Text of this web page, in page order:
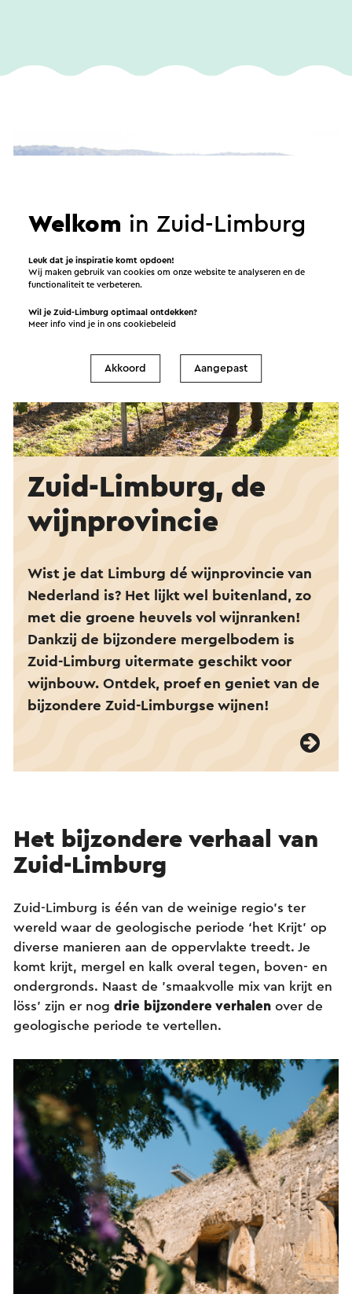
Zuid-Limburg, de
wijnprovincie
Wist je dat Limburg dé wijnprovincie van
Nederland is? Het lijkt wel buitenland, zo
met die groene heuvels vol wijnranken!
Dankzij de bijzondere mergelbodem is
Zuid-Limburg uitermate geschikt voor
wijnbouw. Ontdek, proef en geniet van de
bijzondere Zuid-Limburgse wijnen!
Het bijzondere verhaal van
Zuid-Limburg
Zuid-Limburg is één van de weinige regio’s ter
wereld waar de geologische periode ‘het Krijt’ op
diverse manieren aan de oppervlakte treedt. Je
komt krijt, mergel en kalk overal tegen, boven- en
ondergronds. Naast de 'smaakvolle mix van krijt en
löss' zijn er nog drie bijzondere verhalen over de
geologische periode te vertellen.
Welkom in Zuid-Limburg
Leuk dat je inspiratie komt opdoen!
Wij maken gebruik van cookies om onze website te analyseren en de
functionaliteit te verbeteren.
Wil je Zuid-Limburg optimaal ontdekken?
Meer info vind je in onscookiebeleid
Akkoord Aangepast